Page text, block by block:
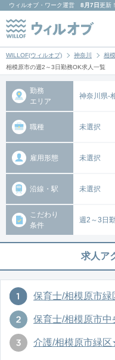
ウィルオブ・ワーク運営 8月7日更新
WILLOF(ウィルオブ) 神奈川 相
相模原市の週2～3日勤務OK求人一覧
勤務
エリア
神奈川県-
職種 未選択
雇用形態 未選択
沿線・駅 未選択
こだわり
条件
週2～3日
求人ア
保育士/相模原市
保育士/相模原市
介護/相模原市緑